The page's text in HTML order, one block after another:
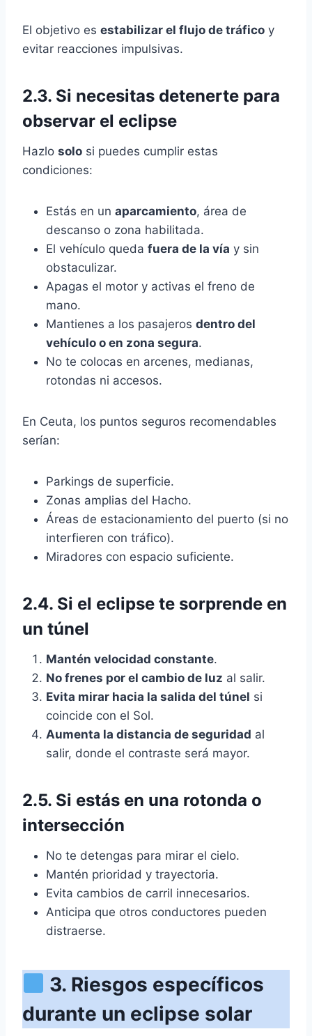
El objetivo es estabilizar el flujo de tráfico y
evitar reacciones impulsivas.
2.3. Si necesitas detenerte para
observar el eclipse
Hazlo solo si puedes cumplir estas
condiciones:
Estás en un aparcamiento, área de
descanso o zona habilitada.
El vehículo queda fuera de la vía y sin
obstaculizar.
Apagas el motor y activas el freno de
mano.
Mantienes a los pasajeros dentro del
vehículo o en zona segura.
No te colocas en arcenes, medianas,
rotondas ni accesos.
En Ceuta, los puntos seguros recomendables
serían:
Parkings de superficie.
Zonas amplias del Hacho.
Áreas de estacionamiento del puerto (si no
interfieren con tráfico).
Miradores con espacio suficiente.
2.4. Si el eclipse te sorprende en
un túnel
Mantén velocidad constante.
No frenes por el cambio de luz al salir.
Evita mirar hacia la salida del túnel si
coincide con el Sol.
Aumenta la distancia de seguridad al
salir, donde el contraste será mayor.
2.5. Si estás en una rotonda o
intersección
No te detengas para mirar el cielo.
Mantén prioridad y trayectoria.
Evita cambios de carril innecesarios.
Anticipa que otros conductores pueden
distraerse.
3. Riesgos específicos
durante un eclipse solar